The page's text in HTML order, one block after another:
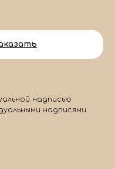
надписью
надписями